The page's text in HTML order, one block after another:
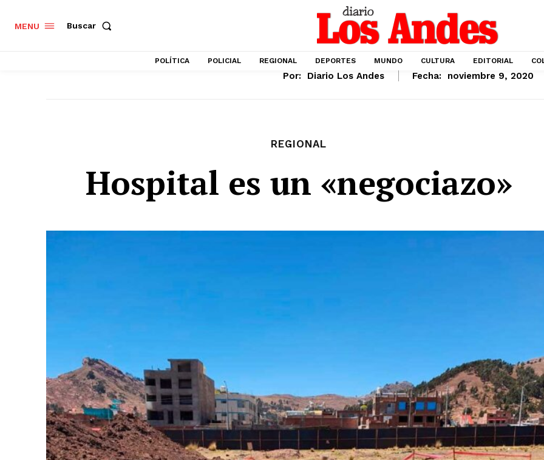
MENU Buscar
POLÍTICA POLICIAL REGIONAL DEPORTES MUNDO CULTURA EDITORIAL
Por: Diario Los Andes Fecha: noviembre 9, 2020
REGIONAL
Hospital es un «negociazo»